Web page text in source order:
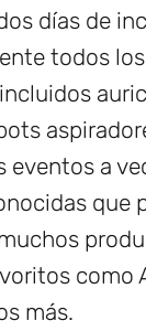
días de
todos
eventos a
que
como
más.